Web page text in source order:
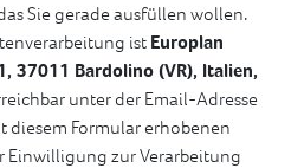
Sie gerade ausfüllen wollen.
ist Europlan
37011 Bardolino (VR), Italien,
unter der Email-Adresse
diesem Formular erhobenen
Einwilligung zur Verarbeitung